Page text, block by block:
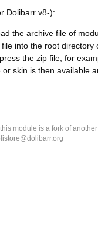
Dolibarr v8-):
the archive file of
file into the root directory
the zip file, for
or skin is then available
module is a fork of